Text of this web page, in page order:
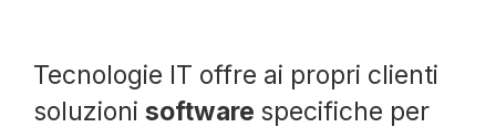
Tecnologie IT offre ai propri clienti
soluzioni software specifiche per